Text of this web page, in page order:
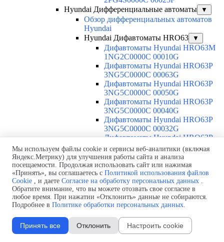
Hyundai Дифференциальные автоматы
▼
Обзор дифференциальных автоматов
Hyundai
Hyundai Дифавтоматы HRO63
▼
Дифавтоматы Hyundai HRO63M
1NG2C0000C 00010G
Дифавтоматы Hyundai HRO63P
3NG5C0000C 00063G
Дифавтоматы Hyundai HRO63P
3NG5C0000C 00050G
Дифавтоматы Hyundai HRO63P
3NG5C0000C 00040G
Дифавтоматы Hyundai HRO63P
3NG5C0000C 00032G
Дифавтоматы Hyundai HRO63P
3NG5C0000C 00025G
Дифавтоматы Hyundai HRO63P
3NG5C0000C 00020G
Дифавтоматы Hyundai HRO63P
3NG5C0000C 00016G
Дифавтоматы Hyundai HRO63P
3NG5C0000C 00010G
Дифавтоматы Hyundai HRO63P
3NG5C0000C 00006G
Дифавтоматы Hyundai HRO63P
3NG4C0000C 00063G
Мы используем файлы cookie и сервисы веб-аналитики (включая
Яндекс.Метрику) для улучшения работы сайта и анализа
посещаемости. Продолжая использовать сайт или нажимая
«Принять», вы соглашаетесь с Политикой использования файлов
Cookie , и даете Согласие на обработку персональных данных .
Обратите внимание, что вы можете отозвать свое согласие в
любое время. При нажатии «Отклонить» данные не собираются.
Подробнее в Политике обработки персональных данных.
Принять все Отклонить Настроить cookie